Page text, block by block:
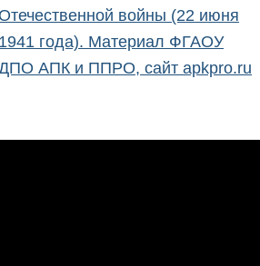
войны (22 июня
1941 года). Материал ФГАОУ
АПК и ППРО, сайт apkpro.ru